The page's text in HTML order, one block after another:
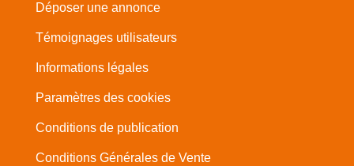
Déposer une annonce
Témoignages utilisateurs
Informations légales
Paramètres des cookies
Conditions de publication
Conditions Générales de Vente